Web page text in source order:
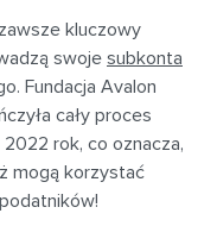
kluczowy
swoje subkonta
Fundacja Avalon
cały proces
rok, co oznacza,
mogą korzystać